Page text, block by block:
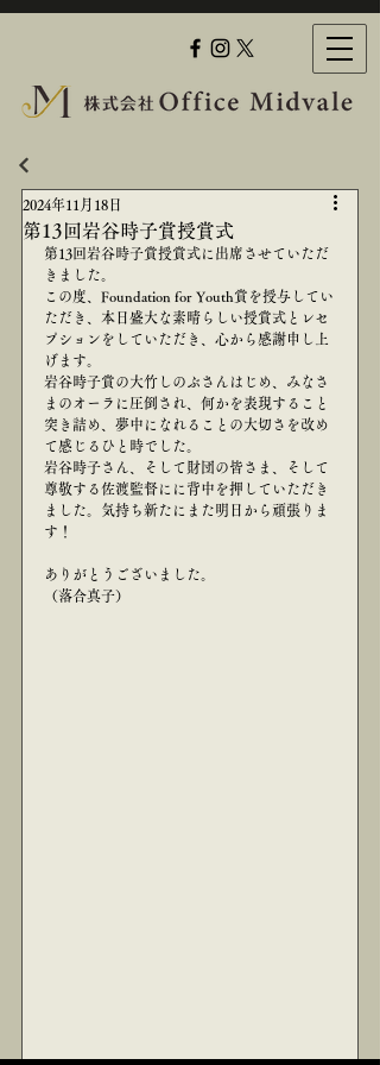
第13回岩谷時子賞授賞式
2024年11月18日
第13回岩谷時子賞授賞式に出席させていただ
きました。
この度、Foundation for Youth賞を授与してい
ただき、本日盛大な素晴らしい授賞式とレセ
プションをしていただき、心から感謝申し上
げます。
岩谷時子賞の大竹しのぶさんはじめ、みなさ
まのオーラに圧倒され、何かを表現すること
突き詰め、夢中になれることの大切さを改め
て感じるひと時でした。
岩谷時子さん、そして財団の皆さま、そして
尊敬する佐渡監督にに背中を押していただき
ました。気持ち新たにまた明日から頑張りま
す！
ありがとうございました。
（落合真子）